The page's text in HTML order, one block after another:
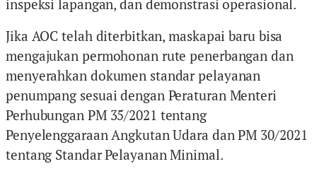
inspeksi lapangan, dan demonstrasi operasional.
Jika AOC telah diterbitkan, maskapai baru bisa
mengajukan permohonan rute penerbangan dan
menyerahkan dokumen standar pelayanan
penumpang sesuai dengan Peraturan Menteri
Perhubungan PM 35/2021 tentang
Penyelenggaraan Angkutan Udara dan PM 30/2021
tentang Standar Pelayanan Minimal.